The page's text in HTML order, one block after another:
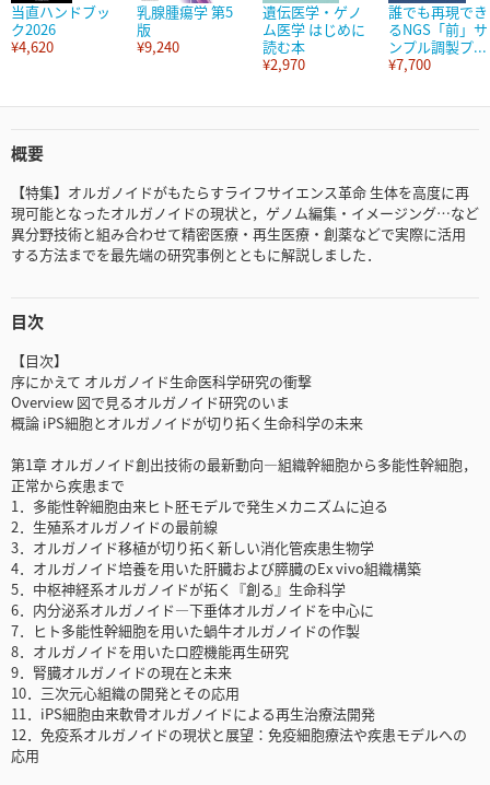
当直ハンドブッ
ク2026
¥4,620
乳腺腫瘍学 第5
版
¥9,240
遺伝医学・ゲノ
ム医学 はじめに
読む本
¥2,970
誰でも再現でき
るNGS「前」サ
ンプル調製プ...
¥7,700
概要
【特集】オルガノイドがもたらすライフサイエンス革命 生体を高度に再
現可能となったオルガノイドの現状と，ゲノム編集・イメージング…など
異分野技術と組み合わせて精密医療・再生医療・創薬などで実際に活用
する方法までを最先端の研究事例とともに解説しました．
目次
【目次】
序にかえて オルガノイド生命医科学研究の衝撃
Overview 図で見るオルガノイド研究のいま
概論 iPS細胞とオルガノイドが切り拓く生命科学の未来
第1章 オルガノイド創出技術の最新動向―組織幹細胞から多能性幹細胞，
正常から疾患まで
1．多能性幹細胞由来ヒト胚モデルで発生メカニズムに迫る
2．生殖系オルガノイドの最前線
3．オルガノイド移植が切り拓く新しい消化管疾患生物学
4．オルガノイド培養を用いた肝臓および膵臓のEx vivo組織構築
5．中枢神経系オルガノイドが拓く『創る』生命科学
6．内分泌系オルガノイド―下垂体オルガノイドを中心に
7．ヒト多能性幹細胞を用いた蝸牛オルガノイドの作製
8．オルガノイドを用いた口腔機能再生研究
9．腎臓オルガノイドの現在と未来
10．三次元心組織の開発とその応用
11．iPS細胞由来軟骨オルガノイドによる再生治療法開発
12．免疫系オルガノイドの現状と展望：免疫細胞療法や疾患モデルへの
応用